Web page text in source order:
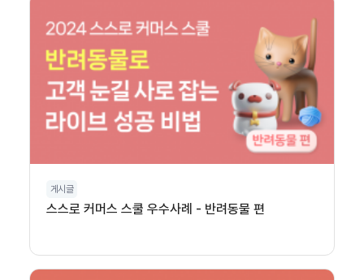
게시글
스스로 커머스 스쿨 우수사례 - 반려동물 편